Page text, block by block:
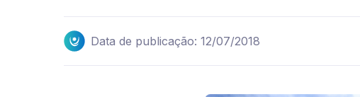
Data de publicação: 12/07/2018